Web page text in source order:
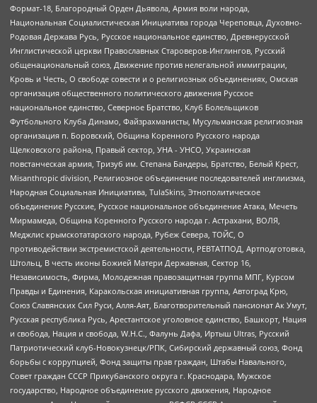
Формат-18, Благородный Орден Дьявола, Армия воли народа,
Национальная Социалистическая Инициатива города Череповца, Духовно-
Родовая Держава Русь, Русское национальное единство, Древнерусской
Инглистической церкви Православных Староверов-Инглингов, Русский
общенациональный союз, Движение против нелегальной иммиграции,
Кровь и Честь, О свободе совести и о религиозных объединениях, Омская
организация общественного политического движения Русское
национальное единство, Северное Братство, Клуб Болельщиков
Футбольного Клуба Динамо, Файзрахманисты, Мусульманская религиозная
организация п. Боровский, Община Коренного Русского народа
Щелковского района, Правый сектор, УНА - УНСО, Украинская
повстанческая армия, Тризуб им. Степана Бандеры, Братство, Белый Крест,
Misanthropic division, Религиозное объединение последователей инглиизма,
Народная Социальная Инициатива, TulaSkins, Этнополитическое
объединение Русские, Русское национальное объединение Атака, Мечеть
Мирмамеда, Община Коренного Русского народа г. Астрахани, ВОЛЯ,
Меджлис крымскотатарского народа, Рубеж Севера, ТОЙС, О
противодействии экстремистской деятельности, РЕВТАТПОД, Артподготовка,
Штольц, В честь иконы Божией Матери Державная, Сектор 16,
Независимость, Фирма, Молодежная правозащитная группа МПГ, Курсом
Правды и Единения, Каракольская инициативная группа, Автоград Крю,
Союз Славянских Сил Руси, Алля-Аят, Благотворительный пансионат Ак Умут,
Русская республика Русь, Арестантское уголовное единство, Башкорт, Нация
и свобода, Нация и свобода, W.H.С., Фалунь Дафа, Иртыш Ultras, Русский
Патриотический клуб-Новокузнецк/РПК, Сибирский державный союз, Фонд
борьбы с коррупцией, Фонд защиты прав граждан, Штабы Навального,
Совет граждан СССР Прикубанского округа г. Краснодара, Мужское
государство, Народное объединение русского движения, Народное